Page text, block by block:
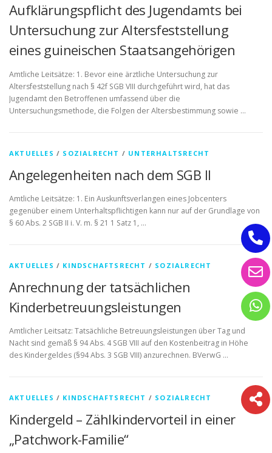
Aufklärungspflicht des Jugendamts bei
Untersuchung zur Altersfeststellung
eines guineischen Staatsangehörigen
Amtliche Leitsätze: 1. Bevor eine ärztliche Untersuchung zur
Altersfeststellung nach § 42f SGB VIII durchgeführt wird, hat das
Jugendamt den Betroffenen umfassend über die
Untersuchungsmethode, die Folgen der Altersbestimmung sowie …
AKTUELLES / SOZIALRECHT / UNTERHALTSRECHT
Angelegenheiten nach dem SGB II
Amtliche Leitsätze: 1. Ein Auskunftsverlangen eines Jobcenters
gegenüber einem Unterhaltspflichtigen kann nur auf der Grundlage von
§ 60 Abs. 2 SGB II i. V. m. § 21 1 Satz 1, …
AKTUELLES / KINDSCHAFTSRECHT / SOZIALRECHT
Anrechnung der tatsächlichen
Kinderbetreuungsleistungen
Amtlicher Leitsatz: Tatsächliche Betreuungsleistungen über Tag und
Nacht sind gemäß § 94 Abs. 4 SGB VIII auf den Kostenbeitrag in Höhe
des Kindergeldes (§94 Abs. 3 SGB VIII) anzurechnen. BVerwG …
AKTUELLES / KINDSCHAFTSRECHT / SOZIALRECHT
Kindergeld – Zählkindervorteil in einer
„Patchwork-Familie“